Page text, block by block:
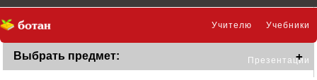
Учебники
Учителю
Презентации
Выбрать предмет: